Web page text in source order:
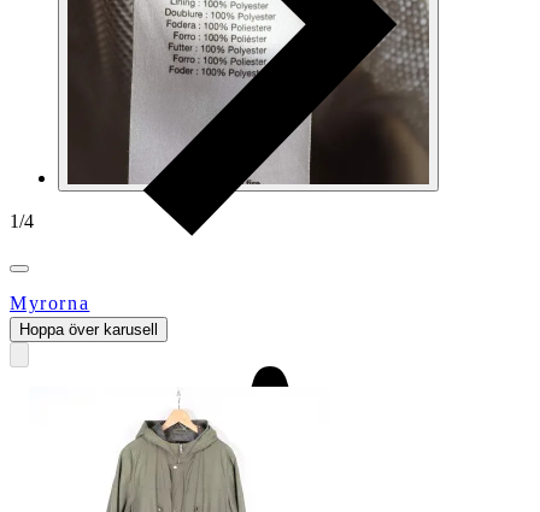
1/4
Myrorna
Hoppa över karusell